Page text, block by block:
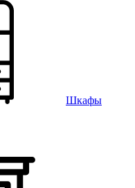
Шкафы